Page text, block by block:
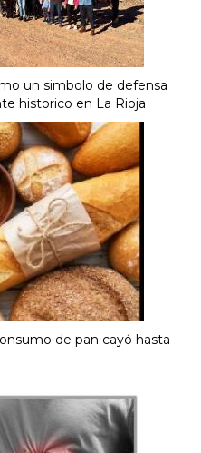
un simbolo de defensa
historico en La Rioja
de pan cayó hasta